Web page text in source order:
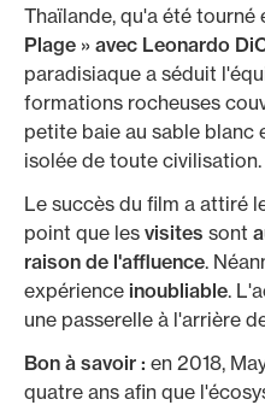
Thaïlande, qu'a été tourné
Plage » avec Leonardo
paradisiaque a séduit
formations rocheuses
petite baie au sable blanc
isolée de toute civilisation.
Le succès du film a attiré
point que les visites sont
raison de l'affluence.
expérience inoubliable.
une passerelle à l'arrière
Bon à savoir : en 2018,
quatre ans afin que